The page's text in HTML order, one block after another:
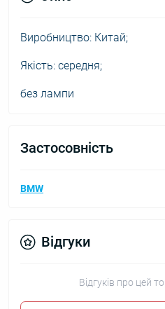
Виробництво: Китай;
Якість: середня;
без лампи
Застосовність
BMW
Відгуки
Відгуків про цей